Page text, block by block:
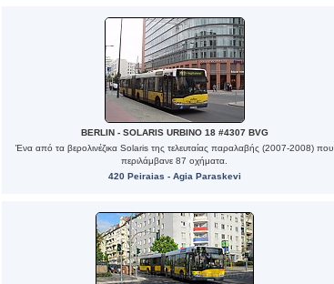
BERLIN - SOLARIS URBINO 18 #4307 BVG
Ένα από τα βερολινέζικα Solaris της τελευταίας παραλαβής (2007-2008) που
περιλάμβανε 87 οχήματα.
420 Peiraias - Agia Paraskevi